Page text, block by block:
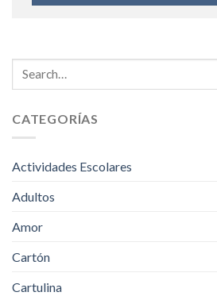
CATEGORÍAS
Actividades Escolares
Adultos
Amor
Cartón
Cartulina